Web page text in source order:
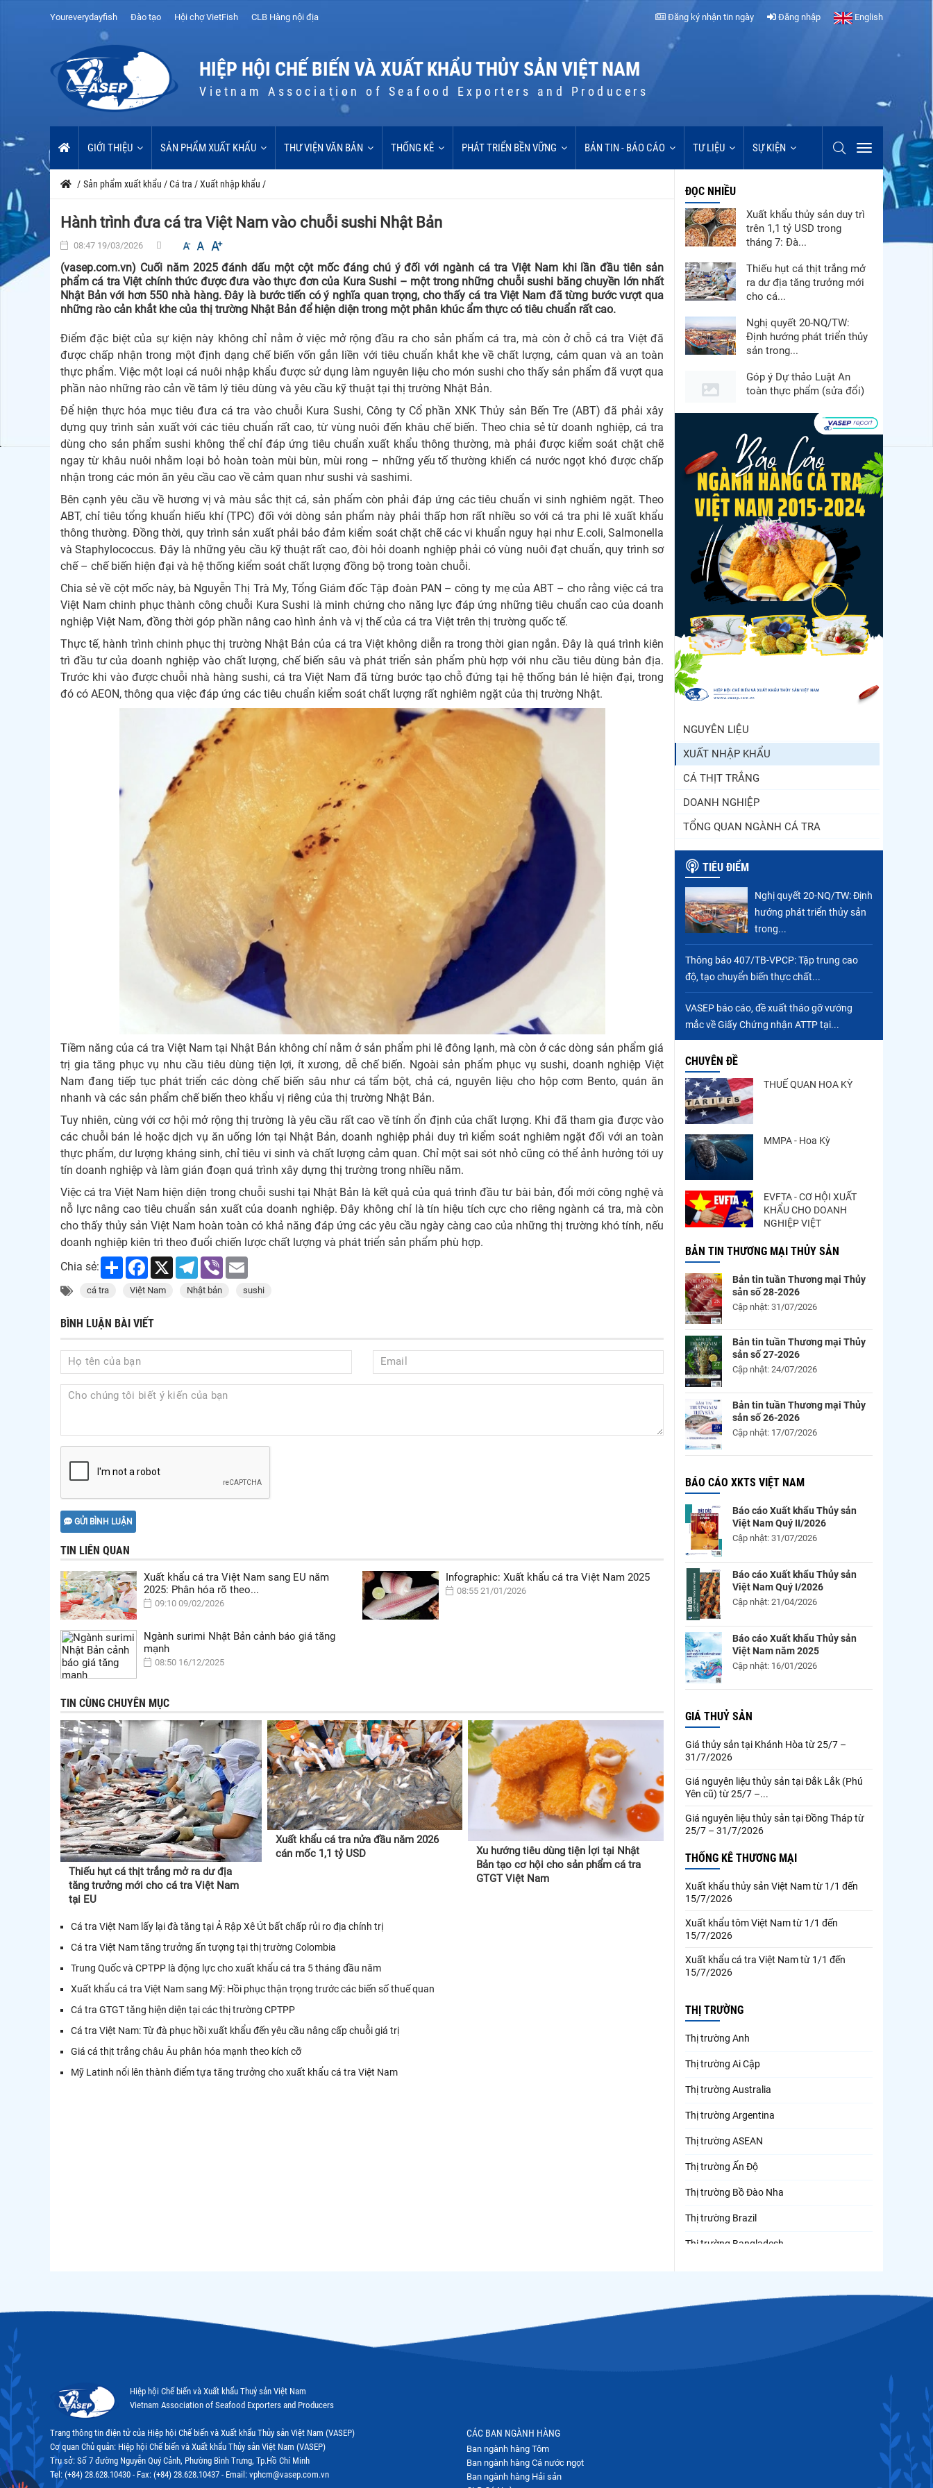
Youreverydayfish Đào tạo Hội chợ VietFish CLB Hàng nội địa Đăng ký nhận tin ngày Đăng nhập English
HIỆP HỘI CHẾ BIẾN VÀ XUẤT KHẨU THỦY SẢN VIỆT NAM
Vietnam Association of Seafood Exporters and Producers
GIỚI THIỆU SẢN PHẨM XUẤT KHẨU THƯ VIỆN VĂN BẢN THỐNG KÊ PHÁT TRIỂN BỀN VỮNG BẢN TIN - BÁO CÁO TƯ LIỆU SỰ KIỆN
/ Sản phẩm xuất khẩu /Cá tra /Xuất nhập khẩu /
Hành trình đưa cá tra Việt Nam vào chuỗi sushi Nhật Bản
08:47 19/03/2026
(vasep.com.vn) Cuối năm 2025 đánh dấu một cột mốc đáng chú ý đối với ngành cá tra Việt Nam khi lần đầu tiên sản
phẩm cá tra Việt chính thức được đưa vào thực đơn của Kura Sushi – một trong những chuỗi sushi băng chuyền lớn nhất
Nhật Bản với hơn 550 nhà hàng. Đây là bước tiến có ý nghĩa quan trọng, cho thấy cá tra Việt Nam đã từng bước vượt qua
những rào cản khắt khe của thị trường Nhật Bản để hiện diện trong một phân khúc ẩm thực có tiêu chuẩn rất cao.
Điểm đặc biệt của sự kiện này không chỉ nằm ở việc mở rộng đầu ra cho sản phẩm cá tra, mà còn ở chỗ cá tra Việt đã
được chấp nhận trong một định dạng chế biến vốn gắn liền với tiêu chuẩn khắt khe về chất lượng, cảm quan và an toàn
thực phẩm. Việc một loại cá nuôi nhập khẩu được sử dụng làm nguyên liệu cho món sushi cho thấy sản phẩm đã vượt qua
phần nào những rào cản về tâm lý tiêu dùng và yêu cầu kỹ thuật tại thị trường Nhật Bản.
Để hiện thực hóa mục tiêu đưa cá tra vào chuỗi Kura Sushi, Công ty Cổ phần XNK Thủy sản Bến Tre (ABT) đã phải xây
dựng quy trình sản xuất với các tiêu chuẩn rất cao, từ vùng nuôi đến khâu chế biến. Theo chia sẻ từ doanh nghiệp, cá tra
dùng cho sản phẩm sushi không thể chỉ đáp ứng tiêu chuẩn xuất khẩu thông thường, mà phải được kiểm soát chặt chẽ
ngay từ khâu nuôi nhằm loại bỏ hoàn toàn mùi bùn, mùi rong – những yếu tố thường khiến cá nước ngọt khó được chấp
nhận trong các món ăn yêu cầu cao về cảm quan như sushi và sashimi.
Bên cạnh yêu cầu về hương vị và màu sắc thịt cá, sản phẩm còn phải đáp ứng các tiêu chuẩn vi sinh nghiêm ngặt. Theo
ABT, chỉ tiêu tổng khuẩn hiếu khí (TPC) đối với dòng sản phẩm này phải thấp hơn rất nhiều so với cá tra phi lê xuất khẩu
thông thường. Đồng thời, quy trình sản xuất phải bảo đảm kiểm soát chặt chẽ các vi khuẩn nguy hại như E.coli, Salmonella
và Staphylococcus. Đây là những yêu cầu kỹ thuật rất cao, đòi hỏi doanh nghiệp phải có vùng nuôi đạt chuẩn, quy trình sơ
chế – chế biến hiện đại và hệ thống kiểm soát chất lượng đồng bộ trong toàn chuỗi.
Chia sẻ về cột mốc này, bà Nguyễn Thị Trà My, Tổng Giám đốc Tập đoàn PAN – công ty mẹ của ABT – cho rằng việc cá tra
Việt Nam chinh phục thành công chuỗi Kura Sushi là minh chứng cho năng lực đáp ứng những tiêu chuẩn cao của doanh
nghiệp Việt Nam, đồng thời góp phần nâng cao hình ảnh và vị thế của cá tra Việt trên thị trường quốc tế.
Thực tế, hành trình chinh phục thị trường Nhật Bản của cá tra Việt không diễn ra trong thời gian ngắn. Đây là quá trình kiên
trì đầu tư của doanh nghiệp vào chất lượng, chế biến sâu và phát triển sản phẩm phù hợp với nhu cầu tiêu dùng bản địa.
Trước khi vào được chuỗi nhà hàng sushi, cá tra Việt Nam đã từng bước tạo chỗ đứng tại hệ thống bán lẻ hiện đại, trong
đó có AEON, thông qua việc đáp ứng các tiêu chuẩn kiểm soát chất lượng rất nghiêm ngặt của thị trường Nhật.
Tiềm năng của cá tra Việt Nam tại Nhật Bản không chỉ nằm ở sản phẩm phi lê đông lạnh, mà còn ở các dòng sản phẩm giá
trị gia tăng phục vụ nhu cầu tiêu dùng tiện lợi, ít xương, dễ chế biến. Ngoài sản phẩm phục vụ sushi, doanh nghiệp Việt
Nam đang tiếp tục phát triển các dòng chế biến sâu như cá tẩm bột, chả cá, nguyên liệu cho hộp cơm Bento, quán ăn
nhanh và các sản phẩm chế biến theo khẩu vị riêng của thị trường Nhật Bản.
Tuy nhiên, cùng với cơ hội mở rộng thị trường là yêu cầu rất cao về tính ổn định của chất lượng. Khi đã tham gia được vào
các chuỗi bán lẻ hoặc dịch vụ ăn uống lớn tại Nhật Bản, doanh nghiệp phải duy trì kiểm soát nghiêm ngặt đối với an toàn
thực phẩm, dư lượng kháng sinh, chỉ tiêu vi sinh và chất lượng cảm quan. Chỉ một sai sót nhỏ cũng có thể ảnh hưởng tới uy
tín doanh nghiệp và làm gián đoạn quá trình xây dựng thị trường trong nhiều năm.
Việc cá tra Việt Nam hiện diện trong chuỗi sushi tại Nhật Bản là kết quả của quá trình đầu tư bài bản, đổi mới công nghệ và
nỗ lực nâng cao tiêu chuẩn sản xuất của doanh nghiệp. Đây không chỉ là tín hiệu tích cực cho riêng ngành cá tra, mà còn
cho thấy thủy sản Việt Nam hoàn toàn có khả năng đáp ứng các yêu cầu ngày càng cao của những thị trường khó tính, nếu
doanh nghiệp kiên trì theo đuổi chiến lược chất lượng và phát triển sản phẩm phù hợp.
Chia sẻ:
Share Facebook
X Telegram
Viber
cá tra Việt Nam Nhật bản sushi
BÌNH LUẬN BÀI VIẾT
GỬI BÌNH LUẬN
TIN LIÊN QUAN
Xuất khẩu cá tra Việt Nam sang EU năm
2025: Phân hóa rõ theo...
09:10 09/02/2026
Infographic: Xuất khẩu cá tra Việt Nam 2025
08:55 21/01/2026
Ngành surimi Nhật Bản cảnh báo giá tăng
mạnh
08:50 16/12/2025
TIN CÙNG CHUYÊN MỤC
Thiếu hụt cá thịt trắng mở ra dư địa
tăng trưởng mới cho cá tra Việt Nam
tại EU
Xuất khẩu cá tra nửa đầu năm 2026
cán mốc 1,1 tỷ USD
Xu hướng tiêu dùng tiện lợi tại Nhật
Bản tạo cơ hội cho sản phẩm cá tra
GTGT Việt Nam
Cá tra Việt Nam lấy lại đà tăng tại Ả Rập Xê Út bất chấp rủi ro địa chính trị
Cá tra Việt Nam tăng trưởng ấn tượng tại thị trường Colombia
Trung Quốc và CPTPP là động lực cho xuất khẩu cá tra 5 tháng đầu năm
Xuất khẩu cá tra Việt Nam sang Mỹ: Hồi phục thận trọng trước các biến số thuế quan
Cá tra GTGT tăng hiện diện tại các thị trường CPTPP
Cá tra Việt Nam: Từ đà phục hồi xuất khẩu đến yêu cầu nâng cấp chuỗi giá trị
Giá cá thịt trắng châu Âu phân hóa mạnh theo kích cỡ
Mỹ Latinh nổi lên thành điểm tựa tăng trưởng cho xuất khẩu cá tra Việt Nam
ĐỌC NHIỀU
Xuất khẩu thủy sản duy trì
trên 1,1 tỷ USD trong
tháng 7: Đà...
Thiếu hụt cá thịt trắng mở
ra dư địa tăng trưởng mới
cho cá...
Nghị quyết 20-NQ/TW:
Định hướng phát triển thủy
sản trong...
Góp ý Dự thảo Luật An
toàn thực phẩm (sửa đổi)
Thuế Mục 301 và bài toán
thích ứng của tôm Việt tại
thị...
VASEP chào đón Công ty
Cổ phần Thương mại Sim
Ba gia nhập...
Nguồn cung giảm, giá cá
rô phi Trung Quốc tiếp tục
tăng
Nhập khẩu tôm của Mỹ
phục hồi trong tháng
5/2026
Trung Quốc tăng mạnh
nhập khẩu mực, trong khi
Điểm tin thủy sản thế giới
NGUYÊN LIỆU
XUẤT NHẬP KHẨU
CÁ THỊT TRẮNG
DOANH NGHIỆP
TỔNG QUAN NGÀNH CÁ TRA
TIÊU ĐIỂM
Nghị quyết 20-NQ/TW: Định
hướng phát triển thủy sản
trong...
Thông báo 407/TB-VPCP: Tập trung cao
độ, tạo chuyển biến thực chất...
VASEP báo cáo, đề xuất tháo gỡ vướng
mắc về Giấy Chứng nhận ATTP tại...
CHUYÊN ĐỀ
THUẾ QUAN HOA KỲ
MMPA - Hoa Kỳ
EVFTA - CƠ HỘI XUẤT
KHẨU CHO DOANH
NGHIỆP VIỆT
BẢN TIN THƯƠNG MẠI THỦY SẢN
Bản tin tuần Thương mại Thủy
sản số 28-2026
Cập nhật: 31/07/2026
Bản tin tuần Thương mại Thủy
sản số 27-2026
Cập nhật: 24/07/2026
Bản tin tuần Thương mại Thủy
sản số 26-2026
Cập nhật: 17/07/2026
BÁO CÁO XKTS VIỆT NAM
Báo cáo Xuất khẩu Thủy sản
Việt Nam Quý II/2026
Cập nhật: 31/07/2026
Báo cáo Xuất khẩu Thủy sản
Việt Nam Quý I/2026
Cập nhật: 21/04/2026
Báo cáo Xuất khẩu Thủy sản
Việt Nam năm 2025
Cập nhật: 16/01/2026
GIÁ THUỶ SẢN
Giá thủy sản tại Khánh Hòa từ 25/7 –
31/7/2026
Giá nguyên liệu thủy sản tại Đắk Lắk (Phú
Yên cũ) từ 25/7 –...
Giá nguyên liệu thủy sản tại Đồng Tháp từ
25/7 – 31/7/2026
THỐNG KÊ THƯƠNG MẠI
Xuất khẩu thủy sản Việt Nam từ 1/1 đến
15/7/2026
Xuất khẩu tôm Việt Nam từ 1/1 đến
15/7/2026
Xuất khẩu cá tra Việt Nam từ 1/1 đến
15/7/2026
THỊ TRƯỜNG
Thị trường Anh
Thị trường Ai Cập
Thị trường Australia
Thị trường Argentina
Thị trường ASEAN
Thị trường Ấn Độ
Thị trường Bồ Đào Nha
Thị trường Brazil
Thị trường Bangladesh
Hiệp hội Chế biến và Xuất khẩu Thuỷ sản Việt Nam
Vietnam Association of Seafood Exporters and Producers
Trang thông tin điện tử của Hiệp hội Chế biến và Xuất khẩu Thủy sản Việt Nam (VASEP)
Cơ quan Chủ quản: Hiệp hội Chế biến và Xuất khẩu Thủy sản Việt Nam (VASEP)
Trụ sở: Số 7 đường Nguyễn Quý Cảnh, Phường Bình Trưng, Tp.Hồ Chí Minh
Tel: (+84) 28.628.10430 - Fax: (+84) 28.628.10437 - Email: vphcm@vasep.com.vn
CÁC BAN NGÀNH HÀNG
Ban ngành hàng Tôm
Ban ngành hàng Cá nước ngọt
Ban ngành hàng Hải sản